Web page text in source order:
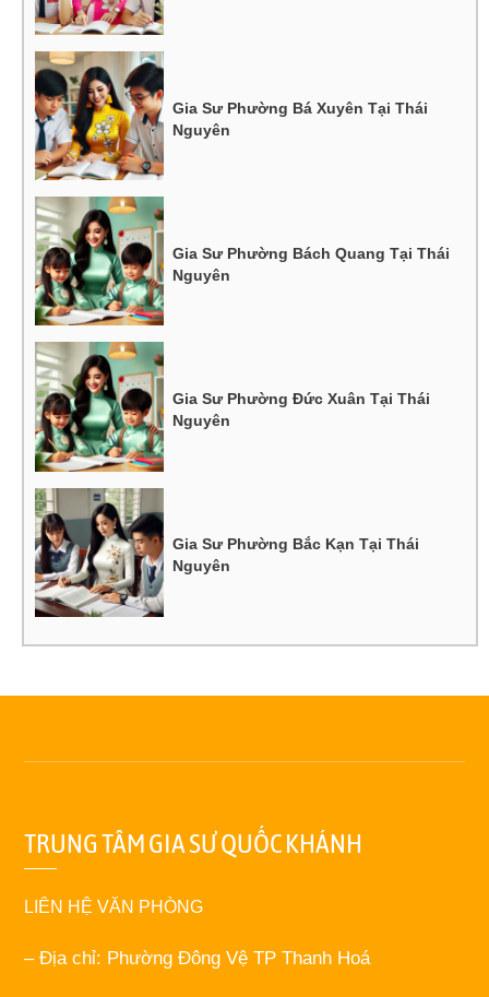
Gia Sư Phường Bá Xuyên Tại Thái
Nguyên
Gia Sư Phường Bách Quang Tại Thái
Nguyên
Gia Sư Phường Đức Xuân Tại Thái
Nguyên
Gia Sư Phường Bắc Kạn Tại Thái
Nguyên
TRUNG TÂM GIA SƯ QUỐC KHÁNH
LIÊN HỆ VĂN PHÒNG
– Địa chỉ: Phường Đông Vệ TP Thanh Hoá